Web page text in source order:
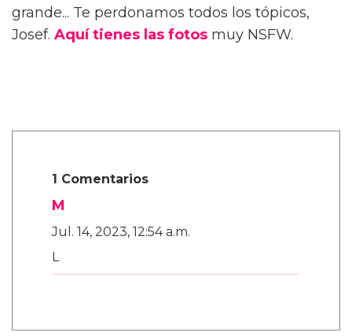
grande... Te perdonamos todos los tópicos,
Josef. Aquí tienes las fotos muy NSFW.
1 Comentarios
M
Jul. 14, 2023, 12:54 a.m.
L